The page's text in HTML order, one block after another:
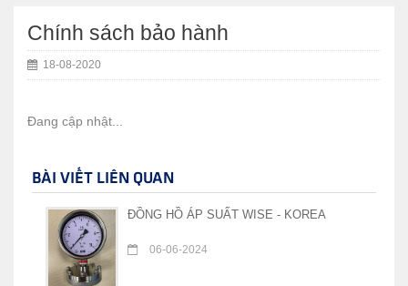
Chính sách bảo hành
18-08-2020
Đang cập nhật...
BÀI VIẾT LIÊN QUAN
ĐỒNG HỒ ÁP SUẤT WISE - KOREA
06-06-2024